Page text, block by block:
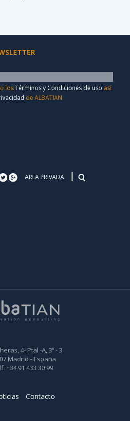
losTérminos y Condiciones de uso así
de ALBATIAN
AREA PRIVADA
4- Ptal -A, 3º - 3
Madrid - España
+34 91 433 30 99
Contacto